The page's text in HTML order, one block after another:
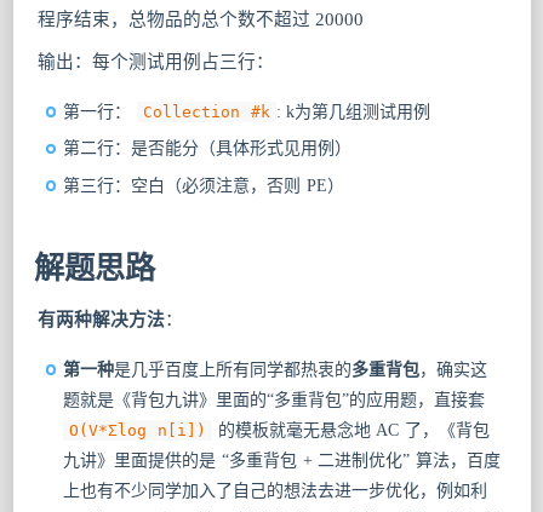
程序结束，总物品的总个数不超过 20000
输出：每个测试用例占三行：
第一行： Collection #k : k为第几组测试用例
第二行：是否能分（具体形式见用例）
第三行：空白（必须注意，否则 PE）
解题思路
有两种解决方法：
第一种是几乎百度上所有同学都热衷的多重背包，确实这
题就是《背包九讲》里面的“多重背包”的应用题，直接套
O(V*Σlog n[i])
的模板就毫无悬念地 AC 了，《背包
九讲》里面提供的是 “多重背包 + 二进制优化” 算法，百度
上也有不少同学加入了自己的想法去进一步优化，例如利